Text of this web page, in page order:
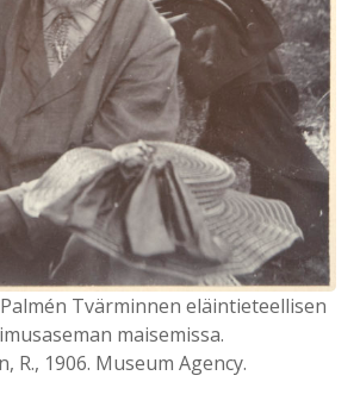
Tvärminnen eläintieteellisen
maisemissa.
R., 1906. Museum Agency.